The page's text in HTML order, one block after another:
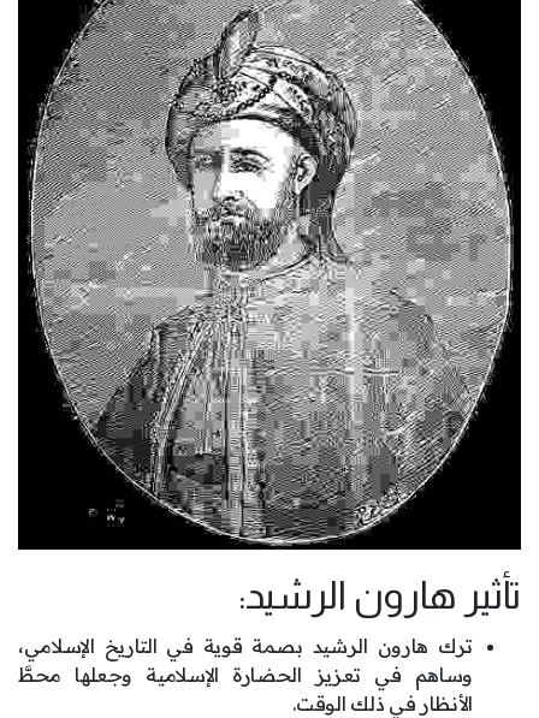
تأثير هارون الرشيد:
ترك هارون الرشيد بصمة قوية في التاريخ الإسلامي،
وساهم في تعزيز الحضارة الإسلامية وجعلها محطَّ
الأنظار في ذلك الوقت.